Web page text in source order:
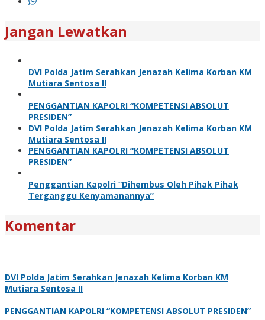
Jangan Lewatkan
DVI Polda Jatim Serahkan Jenazah Kelima Korban KM
Mutiara Sentosa II
PENGGANTIAN KAPOLRI “KOMPETENSI ABSOLUT
PRESIDEN”
DVI Polda Jatim Serahkan Jenazah Kelima Korban KM
Mutiara Sentosa II
PENGGANTIAN KAPOLRI “KOMPETENSI ABSOLUT
PRESIDEN”
Penggantian Kapolri “Dihembus Oleh Pihak Pihak
Terganggu Kenyamanannya”
Komentar
DVI Polda Jatim Serahkan Jenazah Kelima Korban KM
Mutiara Sentosa II
PENGGANTIAN KAPOLRI “KOMPETENSI ABSOLUT PRESIDEN”